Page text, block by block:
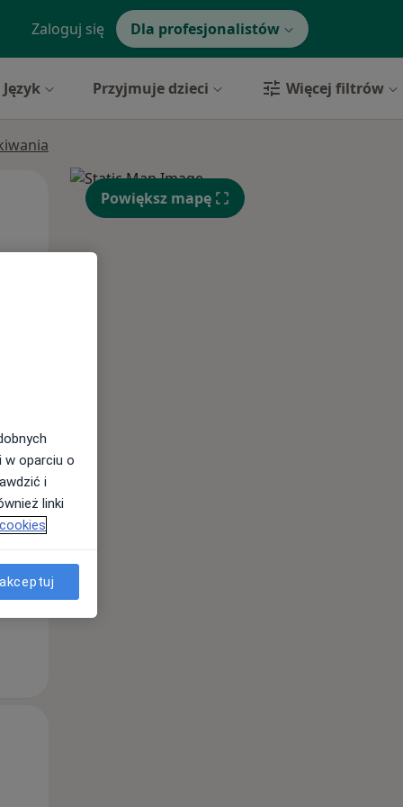
Zaloguj się Dla profesjonalistów
Język Przyjmuje dzieci Więcej filtrów
Śr, Czw,
Wt,
11 Sie
Powiększ mapę
w oparciu o
i
linki